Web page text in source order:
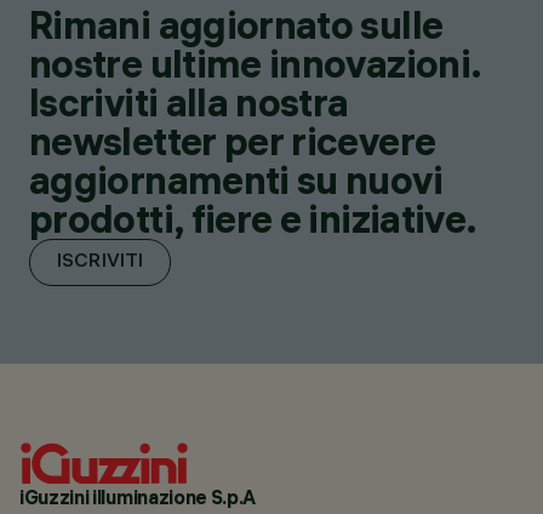
Rimani aggiornato sulle
nostre ultime innovazioni.
Iscriviti alla nostra
newsletter per ricevere
aggiornamenti su nuovi
prodotti, fiere e iniziative.
ISCRIVITI
iGuzzini illuminazione S.p.A